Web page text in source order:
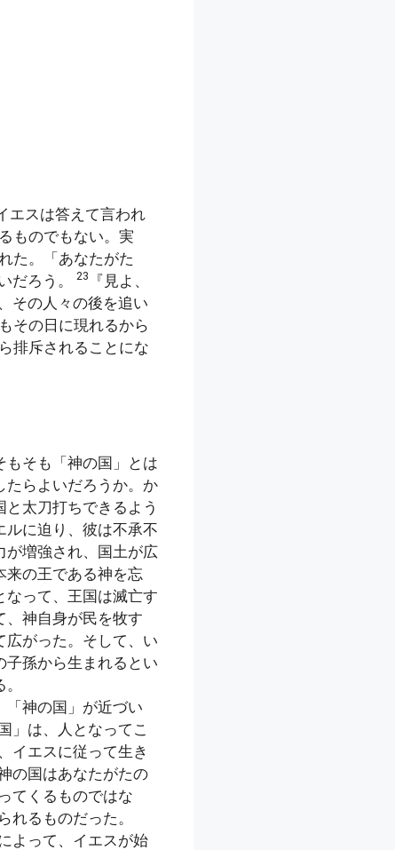
エスは答えて言われ
ものでもない。実
た。「あなたがた
だろう。
23
『見よ、
その人々の後を追い
その日に現れるから
排斥されることにな
そも「神の国」とは
たらよいだろうか。か
太刀打ちできるよう
ルに迫り、彼は不承不
が増強され、国土が広
来の王である神を忘
なって、王国は滅亡す
、神自身が民を牧す
広がった。そして、い
子孫から生まれるとい
神の国」が近づい
」は、人となってこ
イエスに従って生き
の国はあなたがたの
てくるものではな
れるものだった。
よって、イエスが始